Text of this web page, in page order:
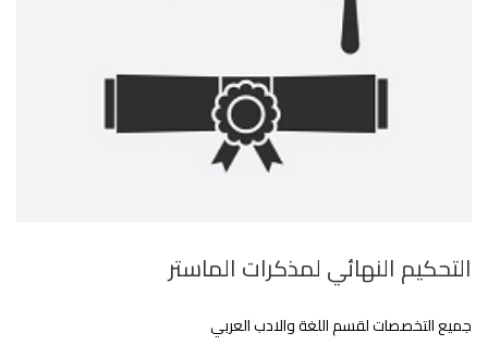
التحكيم النهائي لمذكرات الماستر
جميع التخصصات لقسم اللغة والادب العربي